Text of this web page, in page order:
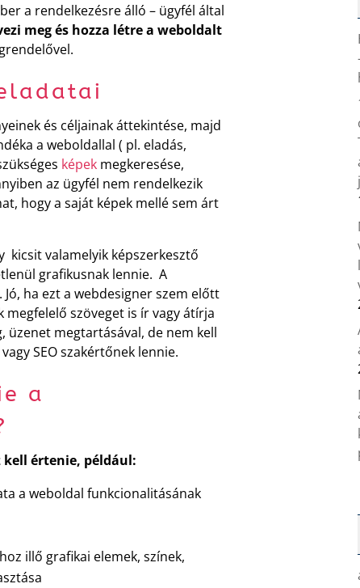
a rendelkezésre álló – ügyfél által
meg és hozza létre a weboldalt
és céljainak áttekintése, majd
a weboldallal ( pl. eladás,
képek megkeresése,
az ügyfél nem rendelkezik
hogy a saját képek mellé sem árt
kicsit valamelyik képszerkesztő
grafikusnak lennie. A
ha ezt a webdesigner szem előtt
szöveget is ír vagy átírja
üzenet megtartásával, de nem kell
SEO szakértőnek lennie.
a
értenie, például:
a weboldal funkcionalitásának
illő grafikai elemek, színek,